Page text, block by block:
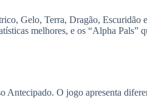
Gelo, Terra, Dragão,
melhores, e os “Alpha Pals”
Antecipado. O jogo apresenta